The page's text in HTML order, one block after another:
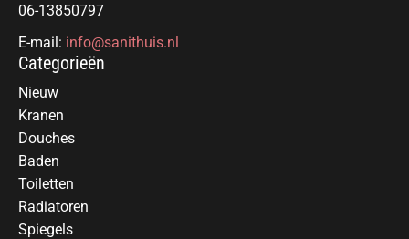
06-13850797
E-mail: info@sanithuis.nl
Categorieën
Nieuw
Kranen
Douches
Baden
Toiletten
Radiatoren
Spiegels